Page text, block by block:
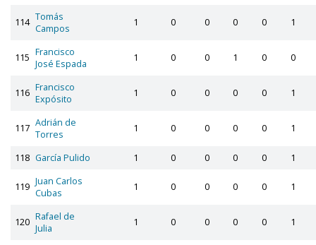
114 Tomás
Campos
1 0 0 0 0 1
115 Francisco
José Espada
1 0 0 1 0 0
116 Francisco
Expósito
1 0 0 0 0 1
117 Adrián de
Torres
1 0 0 0 0 1
118 García Pulido 1 0 0 0 0 1
119 Juan Carlos
Cubas
1 0 0 0 0 1
120 Rafael de
Julia
1 0 0 0 0 1